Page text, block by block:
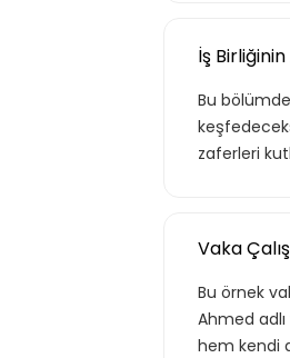
İş
Bu
zaferleri
Vaka
Bu örnek
Ahmed
hem kendi